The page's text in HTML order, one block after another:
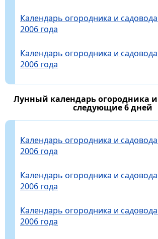
Календарь огородника и
2006 года
Календарь огородника и
2006 года
Лунный календарь огородника
следующие 6 дней
Календарь огородника и
2006 года
Календарь огородника и
2006 года
Календарь огородника и
2006 года